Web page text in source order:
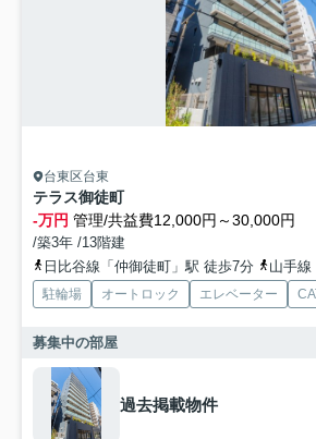
台東区台東
テラス御徒町
-万円 管理/共益費12,000円～30,000円
/築3年 /13階建
日比谷線「仲御徒町」駅 徒歩7分
山手線
駐輪場 オートロック エレベーター
募集中の部屋
過去掲載物件